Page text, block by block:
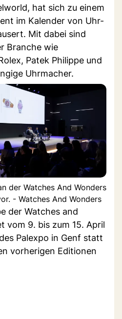
hat sich zu einem
im Kalender von Uhr-
Mit dabei sind
Branche wie
Patek Philippe und
Uhrmacher.
der Watches And Wonders
- Watches And Wonders
der Watches and
vom 9. bis zum 15. April
Palexpo in Genf statt
vorherigen Editionen